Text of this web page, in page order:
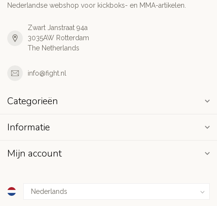
Nederlandse webshop voor kickboks- en MMA-artikelen.
Zwart Janstraat 94a
3035AW Rotterdam
The Netherlands
info@fight.nl
Categorieën
Informatie
Mijn account